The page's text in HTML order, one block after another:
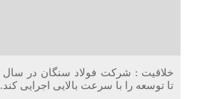
تا توسعه را با سرعت بالایی اجرایی کند.